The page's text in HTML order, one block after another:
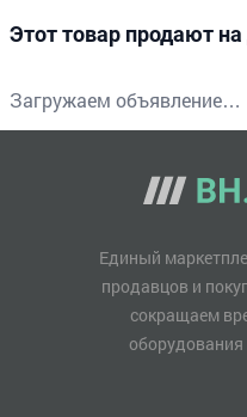
Этот товар продают
Загружаем объявление…
Единый
продавцов и
сокращаем